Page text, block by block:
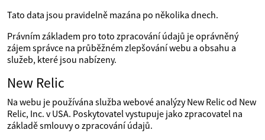
Tato data jsou pravidelně mazána po několika dnech.
Právním základem pro toto zpracování údajů je oprávněný
zájem správce na průběžném zlepšování webu a obsahu a
služeb, které jsou nabízeny.
New Relic
Na webu je používána služba webové analýzy New Relic od New
Relic, Inc. v USA. Poskytovatel vystupuje jako zpracovatel na
základě smlouvy o zpracování údajů.